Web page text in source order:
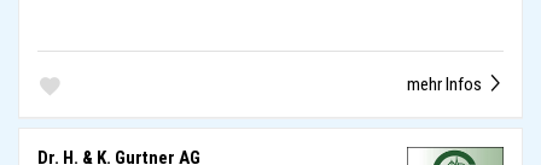
mehr Infos
Dr. H. & K. Gurtner AG